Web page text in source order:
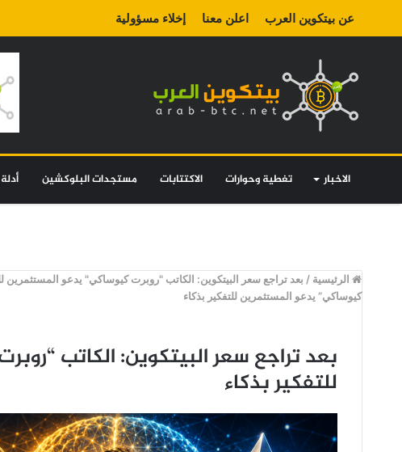
عن بيتكوين العرب اعلن معنا إخلاء مسؤولية
الاخبار تغطية وحوارات الاكتتابات مستجدات البلوكشين
الرئيسية / بعد تراجع سعر البيتكوين: الكاتب "روبرت كيوساكي" يدعو المستثمرين
كيوساكي” يدعو المستثمرين للتفكير بذكاء
بعد تراجع سعر البيتكوين: الكاتب
للتفكير بذكاء